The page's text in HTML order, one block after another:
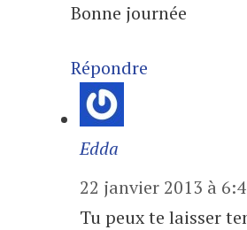
Bonne journée
Répondre
Edda
22 janvier 2013 à
Tu peux te laisser